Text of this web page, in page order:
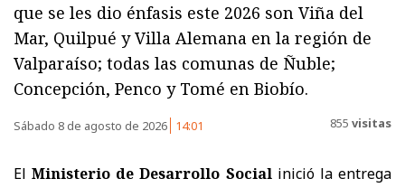
que se les dio énfasis este 2026 son Viña del
Mar, Quilpué y Villa Alemana en la región de
Valparaíso; todas las comunas de Ñuble;
Concepción, Penco y Tomé en Biobío.
Sábado 8 de agosto de 2026 14:01 855 visitas
ElMinisterio de Desarrollo Socialinició la entrega